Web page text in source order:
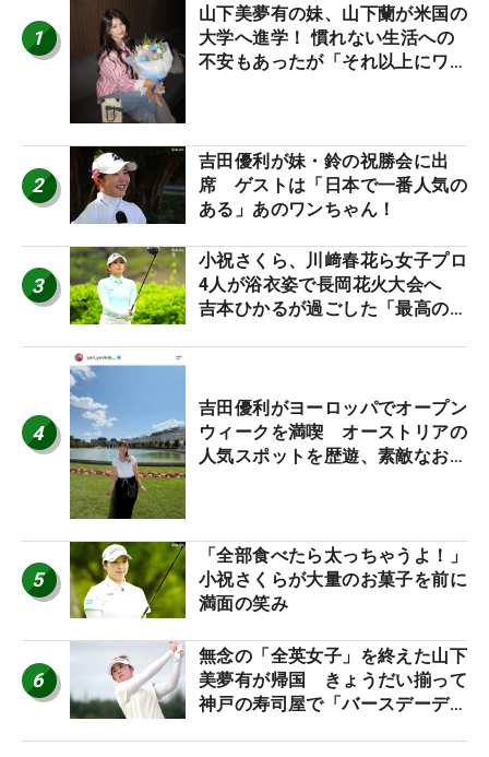
1
山下美夢有の妹、山下蘭が米国の
大学へ進学！ 慣れない生活への
不安もあったが「それ以上にワク
2
吉田優利が妹・鈴の祝勝会に出
席 ゲストは「日本で一番人気の
ある」あのワンちゃん！
3
小祝さくら、川﨑春花ら女子プロ
4人が浴衣姿で長岡花火大会へ
吉本ひかるが過ごした「最高の夏
4
吉田優利がヨーロッパでオープン
ウィークを満喫 オーストリアの
人気スポットを歴遊、素敵なお土
5
「全部食べたら太っちゃうよ！」
小祝さくらが大量のお菓子を前に
満面の笑み
6
無念の「全英女子」を終えた山下
美夢有が帰国 きょうだい揃って
神戸の寿司屋で「バースデーディ